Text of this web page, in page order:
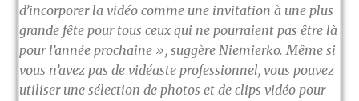
d’incorporer la vidéo comme une invitation à une plus
grande fête pour tous ceux qui ne pourraient pas être là
pour l’année prochaine », suggère Niemierko. Même si
vous n’avez pas de vidéaste professionnel, vous pouvez
utiliser une sélection de photos et de clips vidéo pour